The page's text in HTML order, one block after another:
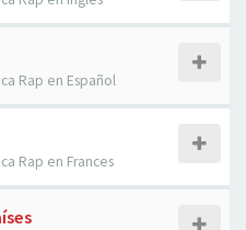
Rap en Español
Rap en Frances